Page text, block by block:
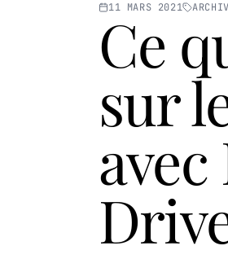
11 MARS 2021
Ce
sur